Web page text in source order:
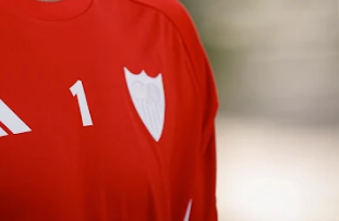
y cómo juega Fran González